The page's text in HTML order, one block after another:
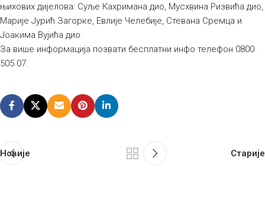
њихових дијелова: Суље Кахримана дио, Мусхвина Ризвића дио,
Марије Јурић Загорке, Евлије Челебије, Стевана Сремца и
Јоакима Вујића дио.
За више информација позвати бесплатни инфо телефон 0800
505 07.
Новије Старије